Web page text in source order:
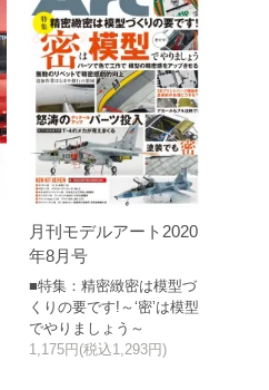
月刊モデルアート2020
年8月号
■特集：精密緻密は模型づ
くりの要です!～‘密’は模型
でやりましょう～
1,175円(税込1,293円)